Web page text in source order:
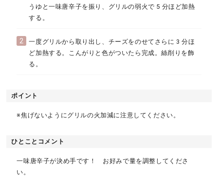
うゆと一味唐辛子を振り、グリルの弱火で 5 分ほど加熱
する。
2
一度グリルから取り出し、チーズをのせてさらに 3 分ほ
ど加熱する。こんがりと色がついたら完成。絲削りを飾
る。
ポイント
※焦げないようにグリルの火加減に注意してください。
ひとことコメント
一味唐辛子が決め手です！ お好みで量を調整してくださ
い。